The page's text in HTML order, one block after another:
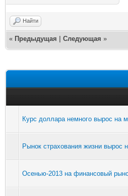
Найти
« Предыдущая Следующая »
Курс доллара немного вырос на
Рынок страхования жизни вырос
Осенью-2013 на финансовый